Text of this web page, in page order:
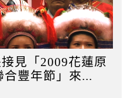
見「2009花蓮原
合豐年節」來...